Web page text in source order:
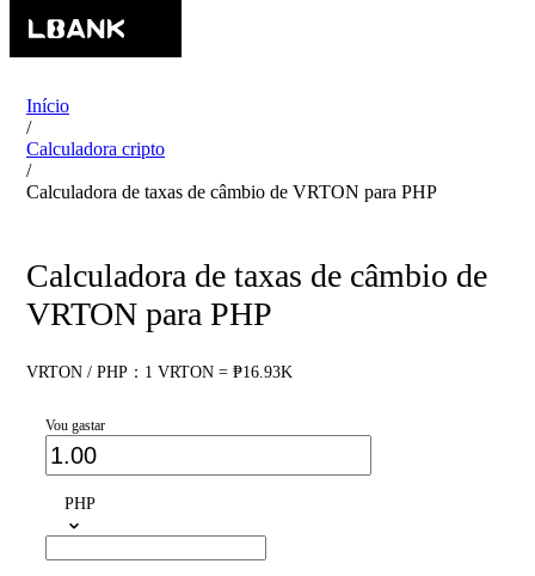
Início
/
Calculadora cripto
/
Calculadora de taxas de câmbio de VRTON para PHP
Calculadora de taxas de câmbio de
VRTON para PHP
VRTON / PHP：1 VRTON = ₱16.93K
Vou gastar
PHP